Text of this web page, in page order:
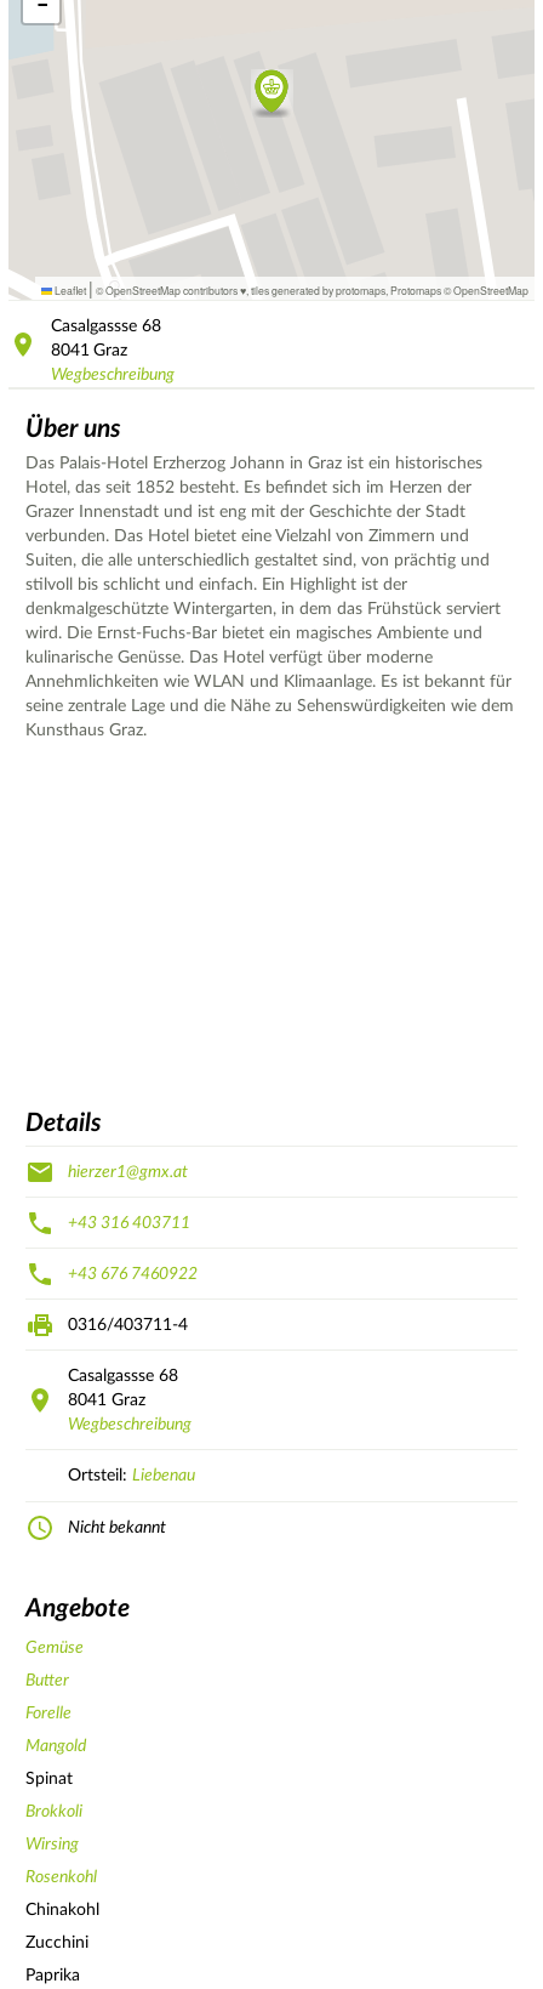
−
Leaflet | © OpenStreetMap contributors ♥, tiles generated by protomaps Protomaps©OpenStreetMap
Casalgassse 68
8041 Graz
Wegbeschreibung
Über uns
Das Palais-Hotel Erzherzog Johann in Graz ist ein historisches
Hotel, das seit 1852 besteht. Es befindet sich im Herzen der
Grazer Innenstadt und ist eng mit der Geschichte der Stadt
verbunden. Das Hotel bietet eine Vielzahl von Zimmern und
Suiten, die alle unterschiedlich gestaltet sind, von prächtig und
stilvoll bis schlicht und einfach. Ein Highlight ist der
denkmalgeschützte Wintergarten, in dem das Frühstück serviert
wird. Die Ernst-Fuchs-Bar bietet ein magisches Ambiente und
kulinarische Genüsse. Das Hotel verfügt über moderne
Annehmlichkeiten wie WLAN und Klimaanlage. Es ist bekannt für
seine zentrale Lage und die Nähe zu Sehenswürdigkeiten wie dem
Kunsthaus Graz.
Details
hierzer1@gmx.at
+43 316 403711
+43 676 7460922
0316/403711-4
Casalgassse 68
8041 Graz
Wegbeschreibung
Ortsteil: Liebenau
Nicht bekannt
Angebote
Gemüse
Butter
Forelle
Mangold
Spinat
Brokkoli
Wirsing
Rosenkohl
Chinakohl
Zucchini
Paprika